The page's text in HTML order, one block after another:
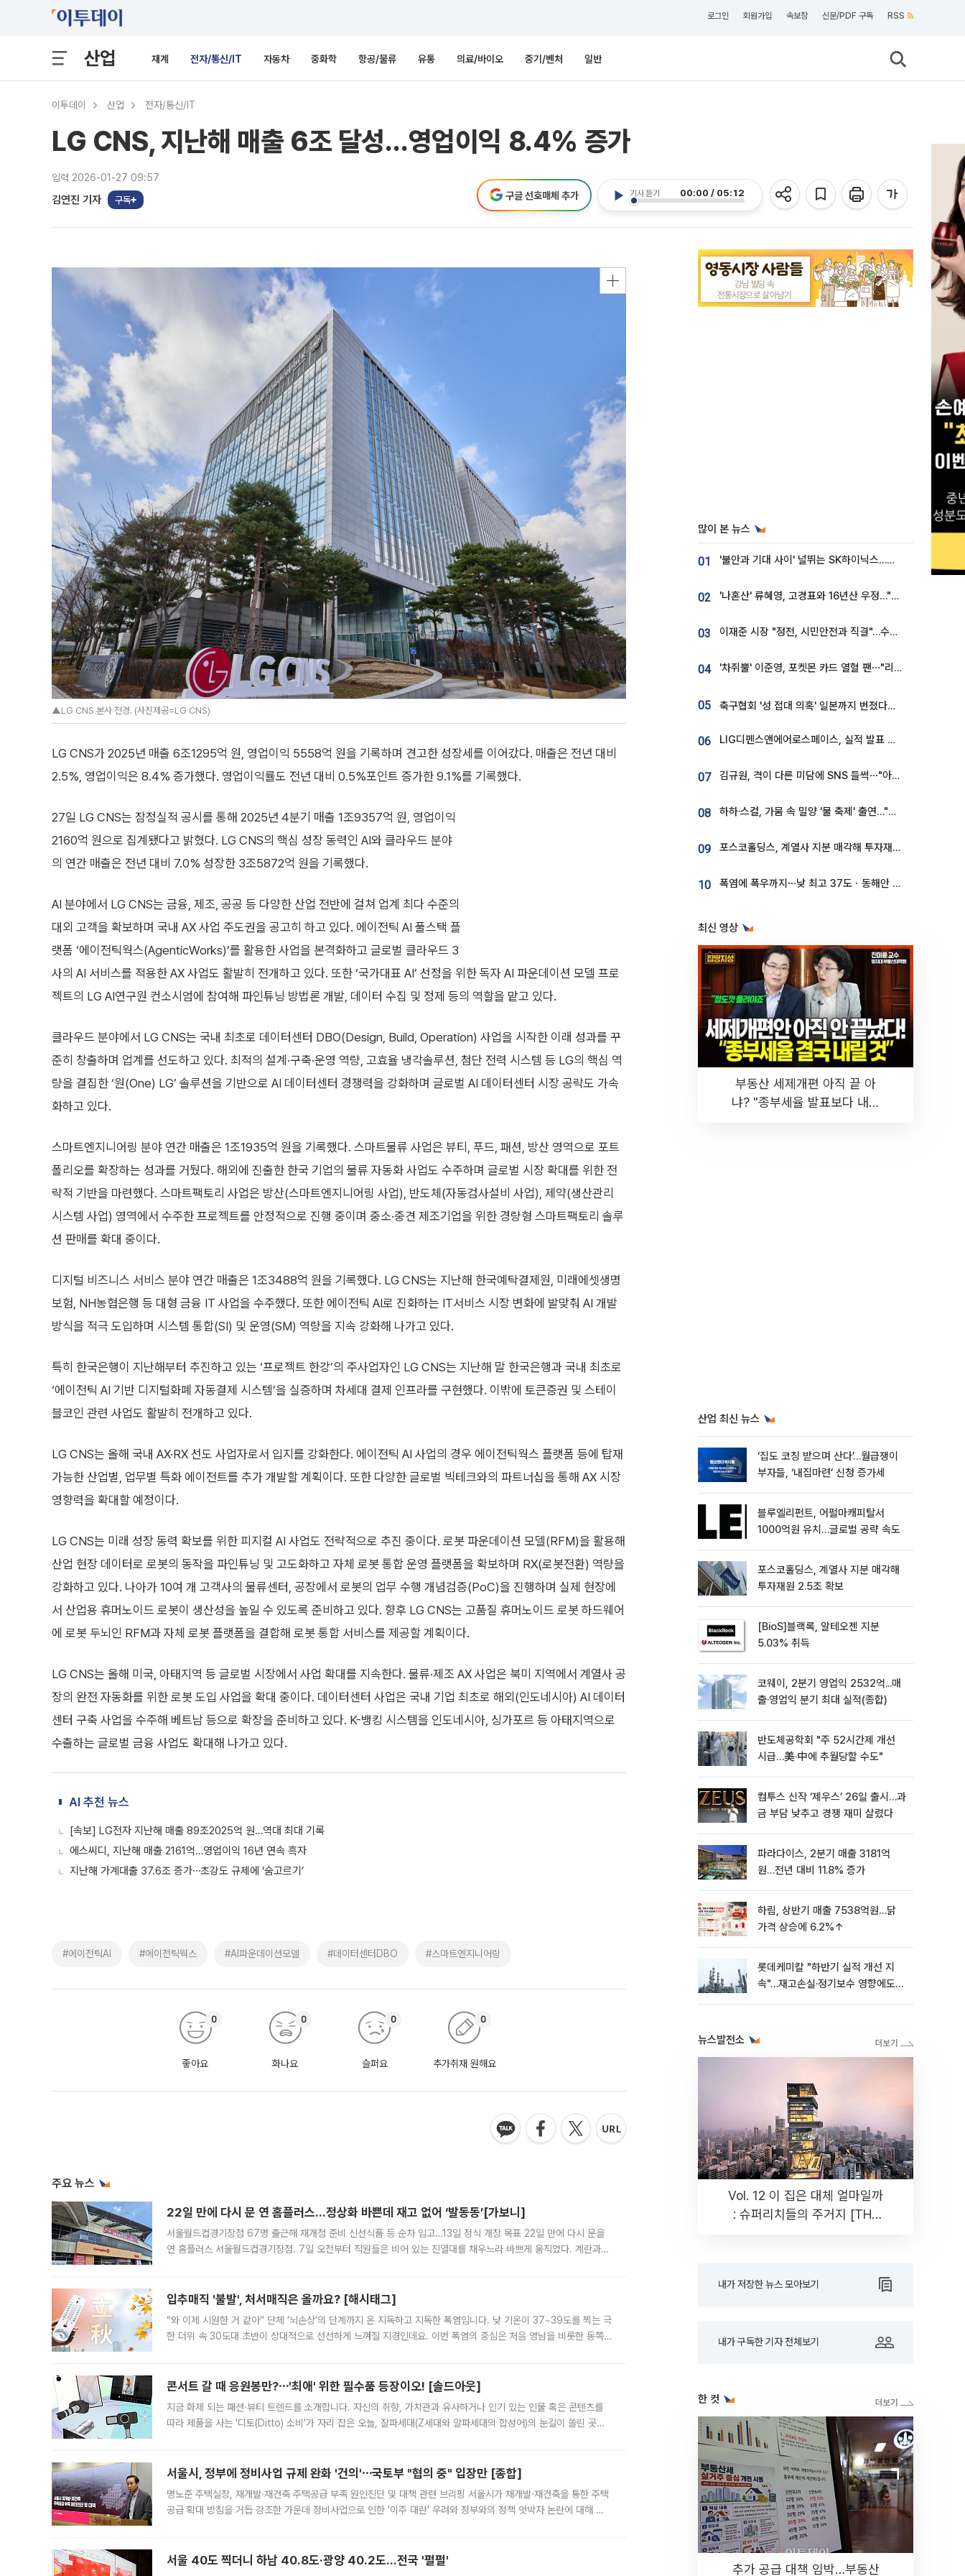
로그인 회원가입 속보창 신문/PDF 구독 RSS
산업 재계 전자/통신/IT 자동차 중화학 항공/물류 유통 의료/바이오 중기/벤처 일반
이투데이 산업 전자/통신/IT
LG CNS, 지난해 매출 6조 달성…영업이익 8.4% 증가
입력 2026-01-27 09:57
김연진 기자 구독
기사 듣기 00:00 / 05:12
구글 선호매체 추가
▲LG CNS 본사 전경. (사진제공=LG CNS)
LG CNS가 2025년 매출 6조1295억 원, 영업이익 5558억 원을 기록하며 견고한 성장세를 이어갔다. 매출은 전년 대비
2.5%, 영업이익은 8.4% 증가했다. 영업이익률도 전년 대비 0.5%포인트 증가한 9.1%를 기록했다.
27일 LG CNS는 잠정실적 공시를 통해 2025년 4분기 매출 1조9357억 원, 영업이익
2160억 원으로 집계됐다고 밝혔다. LG CNS의 핵심 성장 동력인 AI와 클라우드 분야
의 연간 매출은 전년 대비 7.0% 성장한 3조5872억 원을 기록했다.
AI 분야에서 LG CNS는 금융, 제조, 공공 등 다양한 산업 전반에 걸쳐 업계 최다 수준의
대외 고객을 확보하며 국내 AX 사업 주도권을 공고히 하고 있다. 에이전틱 AI 풀스택 플
랫폼 ‘에이전틱웍스(AgenticWorks)’를 활용한 사업을 본격화하고 글로벌 클라우드 3
사의 AI 서비스를 적용한 AX 사업도 활발히 전개하고 있다. 또한 ‘국가대표 AI’ 선정을 위한 독자 AI 파운데이션 모델 프로
젝트의 LG AI연구원 컨소시엄에 참여해 파인튜닝 방법론 개발, 데이터 수집 및 정제 등의 역할을 맡고 있다.
클라우드 분야에서 LG CNS는 국내 최초로 데이터센터 DBO(Design, Build, Operation) 사업을 시작한 이래 성과를 꾸
준히 창출하며 업계를 선도하고 있다. 최적의 설계·구축·운영 역량, 고효율 냉각솔루션, 첨단 전력 시스템 등 LG의 핵심 역
량을 결집한 ‘원(One) LG’ 솔루션을 기반으로 AI 데이터센터 경쟁력을 강화하며 글로벌 AI 데이터센터 시장 공략도 가속
화하고 있다.
스마트엔지니어링 분야 연간 매출은 1조1935억 원을 기록했다. 스마트물류 사업은 뷰티, 푸드, 패션, 방산 영역으로 포트
폴리오를 확장하는 성과를 거뒀다. 해외에 진출한 한국 기업의 물류 자동화 사업도 수주하며 글로벌 시장 확대를 위한 전
략적 기반을 마련했다. 스마트팩토리 사업은 방산(스마트엔지니어링 사업), 반도체(자동검사설비 사업), 제약(생산관리
시스템 사업) 영역에서 수주한 프로젝트를 안정적으로 진행 중이며 중소·중견 제조기업을 위한 경량형 스마트팩토리 솔루
션 판매를 확대 중이다.
디지털 비즈니스 서비스 분야 연간 매출은 1조3488억 원을 기록했다. LG CNS는 지난해 한국예탁결제원, 미래에셋생명
보험, NH농협은행 등 대형 금융 IT 사업을 수주했다. 또한 에이전틱 AI로 진화하는 IT서비스 시장 변화에 발맞춰 AI 개발
방식을 적극 도입하며 시스템 통합(SI) 및 운영(SM) 역량을 지속 강화해 나가고 있다.
특히 한국은행이 지난해부터 추진하고 있는 ‘프로젝트 한강’의 주사업자인 LG CNS는 지난해 말 한국은행과 국내 최초로
‘에이전틱 AI 기반 디지털화폐 자동결제 시스템’을 실증하며 차세대 결제 인프라를 구현했다. 이밖에 토큰증권 및 스테이
블코인 관련 사업도 활발히 전개하고 있다.
LG CNS는 올해 국내 AX·RX 선도 사업자로서 입지를 강화한다. 에이전틱 AI 사업의 경우 에이전틱웍스 플랫폼 등에 탑재
가능한 산업별, 업무별 특화 에이전트를 추가 개발할 계획이다. 또한 다양한 글로벌 빅테크와의 파트너십을 통해 AX 시장
영향력을 확대할 예정이다.
LG CNS는 미래 성장 동력 확보를 위한 피지컬 AI 사업도 전략적으로 추진 중이다. 로봇 파운데이션 모델(RFM)을 활용해
산업 현장 데이터로 로봇의 동작을 파인튜닝 및 고도화하고 자체 로봇 통합 운영 플랫폼을 확보하며 RX(로봇전환) 역량을
강화하고 있다. 나아가 10여 개 고객사의 물류센터, 공장에서 로봇의 업무 수행 개념검증(PoC)을 진행하며 실제 현장에
서 산업용 휴머노이드 로봇이 생산성을 높일 수 있도록 준비하고 있다. 향후 LG CNS는 고품질 휴머노이드 로봇 하드웨어
에 로봇 두뇌인 RFM과 자체 로봇 플랫폼을 결합해 로봇 통합 서비스를 제공할 계획이다.
LG CNS는 올해 미국, 아태지역 등 글로벌 시장에서 사업 확대를 지속한다. 물류·제조 AX 사업은 북미 지역에서 계열사 공
장의 완전 자동화를 위한 로봇 도입 사업을 확대 중이다. 데이터센터 사업은 국내 기업 최초로 해외(인도네시아) AI 데이터
센터 구축 사업을 수주해 베트남 등으로 확장을 준비하고 있다. K-뱅킹 시스템을 인도네시아, 싱가포르 등 아태지역으로
수출하는 글로벌 금융 사업도 확대해 나가고 있다.
AI 추천 뉴스
[속보] LG전자 지난해 매출 89조2025억 원…역대 최대 기록
에스씨디, 지난해 매출 2161억…영업이익 16년 연속 흑자
지난해 가계대출 37.6조 증가⋯초강도 규제에 ‘숨고르기’
#에이전틱AI #에이전틱웍스 #AI파운데이션모델 #데이터센터DBO #스마트엔지니어링
좋아요
0
화나요
0
슬퍼요
0
추가취재 원해요
0
주요 뉴스
22일 만에 다시 문 연 홈플러스…정상화 바쁜데 재고 없어 ‘발동동’[가보니]
서울월드컵경기장점 67명 출근해 재개점 준비 신선식품 등 순차 입고…13일 정식 개장 목표 22일 만에 다시 문을
연 홈플러스 서울월드컵경기장점. 7일 오전부터 직원들은 비어 있는 진열대를 채우느라 바쁘게 움직였다. 계란과
입추매직 '불발', 처서매직은 올까요? [해시태그]
“와 이제 시원한 거 같아” 단체 ‘뇌손상’의 단계까지 온 지독하고 지독한 폭염입니다. 낮 기온이 37~39도를 찍는 극
한 더위 속 30도대 초반이 상대적으로 선선하게 느껴질 지경인데요. 이번 폭염의 중심은 처음 영남을 비롯한 동쪽
콘서트 갈 때 응원봉만?⋯'최애' 위한 필수품 등장이오! [솔드아웃]
지금 화제 되는 패션·뷰티 트렌드를 소개합니다. 자신의 취향, 가치관과 유사하거나 인기 있는 인물 혹은 콘텐츠를
따라 제품을 사는 '디토(Ditto) 소비'가 자리 잡은 오늘, 잘파세대(Z세대와 알파세대의 합성어)의 눈길이 쏠린 곳은
서울시, 정부에 정비사업 규제 완화 '건의'⋯국토부 "협의 중" 입장만 [종합]
명노준 주택실장, 재개발·재건축 주택공급 부족 원인진단 및 대책 관련 브리핑 서울시가 재개발·재건축을 통한 주택
공급 확대 방침을 거듭 강조한 가운데 정비사업으로 인한 '이주 대란' 우려와 정부와의 정책 엇박자 논란에 대해 정
서울 40도 찍더니 하남 40.8도·광양 40.2도…전국 '펄펄'
많이 본 뉴스
01 '불안과 기대 사이' 널뛰는 SK하이닉스…증권가 "HBM4·LTA 기반 펀터멘털 견고"
02 '나혼산' 류혜영, 고경표와 16년산 우정…"자취방서 부모님과 마주쳐"
03 이재준 시장 "정전, 시민안전과 직결"…수원시 비상대응체계 가동
04 '차쥐뿔' 이준영, 포켓몬 카드 열혈 팬⋯"리셀러 처단할 것"
05 축구협회 '성 접대 의혹' 일본까지 번졌다…日 심판 실명 공개
06 LIG디펜스앤에어로스페이스, 실적 발표 후 급락→반등⋯증권가 “28년까지 튼튼”
07 김규원, 격이 다른 미담에 SNS 들썩⋯"아이 속옷 빨고 졸업식도 참석"
08 하하·스컬, 가뭄 속 밀양 '물 축제' 출연…"출연료 전액 기부"
09 포스코홀딩스, 계열사 지분 매각해 투자재원 2.5조 확보
10 폭염에 폭우까지⋯낮 최고 37도ㆍ동해안 강한 비 [날씨]
최신 영상
부동산 세제개편 아직 끝 아
냐? "종부세율 발표보다 내릴
산업 최신 뉴스
‘집도 코칭 받으며 산다’…월급쟁이
부자들, ‘내집마련’ 신청 증가세
블루엘리펀트, 어펄마캐피탈서
1000억원 유치…글로벌 공략 속도
포스코홀딩스, 계열사 지분 매각해
투자재원 2.5조 확보
[BioS]블랙록, 알테오젠 지분
5.03% 취득
코웨이, 2분기 영업익 2532억...매
출·영업익 분기 최대 실적(종합)
반도체공학회 "주 52시간제 개선
시급…美·中에 추월당할 수도"
컴투스 신작 ‘제우스’ 26일 출시…과
금 부담 낮추고 경쟁 재미 살렸다
파라다이스, 2분기 매출 3181억
원…전년 대비 11.8% 증가
하림, 상반기 매출 7538억원…닭
가격 상승에 6.2%↑
롯데케미칼 "하반기 실적 개선 지
속"…재고손실·정기보수 영향에도
뉴스발전소
Vol. 12 이 집은 대체 얼마일까
: 슈퍼리치들의 주거지 [THE
내가 저장한 뉴스 모아보기
내가 구독한 기자 전체보기
한 컷
추가 공급 대책 임박…부동산